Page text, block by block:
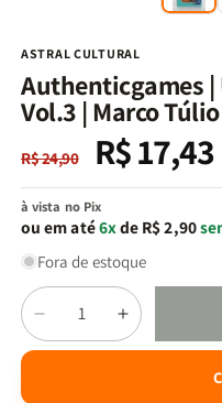
ASTRAL CULTURAL
Authenticgames |
Vol.3 | Marco Túlio
Preço
normal
R$ 24,90
Preço
promocional
R$ 17,43
à vista no Pix
ou em até6xde R$ 2,90
Fora de estoque
Quantidade
Diminuir
a
Aumentar
a
quantidade